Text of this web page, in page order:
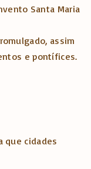
Santa Maria
assim
e pontífices.
que cidades